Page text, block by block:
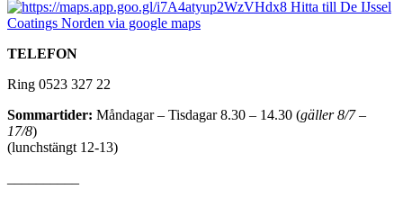
TELEFON
Ring 0523 327 22
Sommartider: Måndagar – Tisdagar 8.30 – 14.30 (gäller 8/7 –
17/8)
(lunchstängt 12-13)